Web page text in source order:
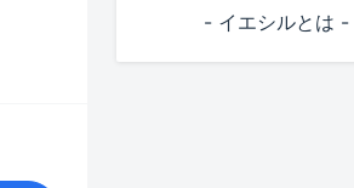
滝野川(363)
田端(231)
東十条駅(756)
上中里駅(224)
- イエシルとは -